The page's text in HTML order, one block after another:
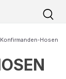
Konfirmanden-Hosen